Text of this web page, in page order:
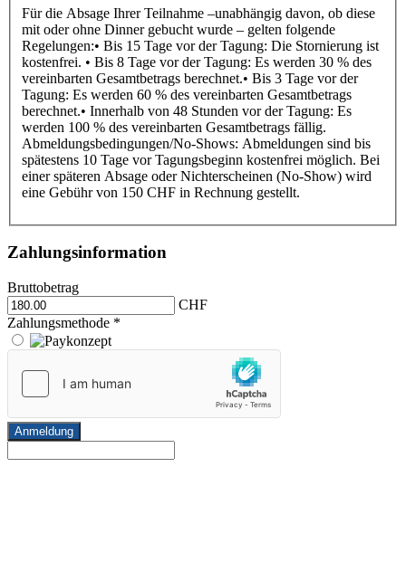
Für die Absage Ihrer Teilnahme –unabhängig davon, ob diese
mit oder ohne Dinner gebucht wurde – gelten folgende
Regelungen:• Bis 15 Tage vor der Tagung: Die Stornierung ist
kostenfrei. • Bis 8 Tage vor der Tagung: Es werden 30 % des
vereinbarten Gesamtbetrags berechnet.• Bis 3 Tage vor der
Tagung: Es werden 60 % des vereinbarten Gesamtbetrags
berechnet.• Innerhalb von 48 Stunden vor der Tagung: Es
werden 100 % des vereinbarten Gesamtbetrags fällig.
Abmeldungsbedingungen/No-Shows: Abmeldungen sind bis
spätestens 10 Tage vor Tagungsbeginn kostenfrei möglich. Bei
einer späteren Absage oder Nichterscheinen (No-Show) wird
eine Gebühr von 150 CHF in Rechnung gestellt.
Zahlungsinformation
Bruttobetrag
CHF
Zahlungsmethode *